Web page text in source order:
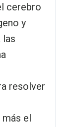
cerebro
y
las
resolver
el